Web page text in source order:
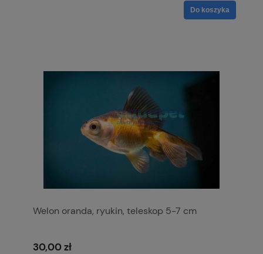
Do koszyka
Welon oranda, ryukin, teleskop 5-7 cm
30,00 zł